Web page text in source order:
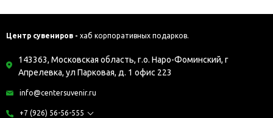
Центр сувениров - хаб корпоративных подарков.
143363, Московская область, г.о. Наро-Фоминский, г
Апрелевка, ул Парковая, д. 1 офис 223
info@centersuvenir.ru
+7 (926) 56-56-555